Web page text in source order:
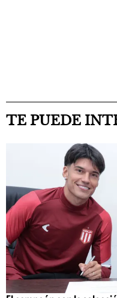
TE PUEDE